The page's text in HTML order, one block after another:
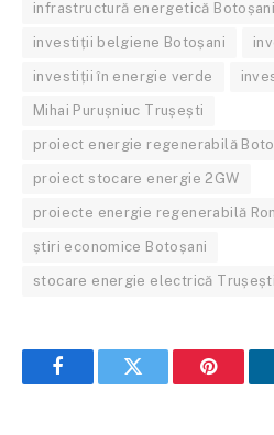
infrastructură energetică Botoșani
investiții belgiene Botoșani
investiții în energie verde
Mihai Purușniuc Trușești
proiect energie regenerabilă
proiect stocare energie 2GW
proiecte energie regenerabilă
știri economice Botoșani
stocare energie electrică Trușești
FacebookTwitter